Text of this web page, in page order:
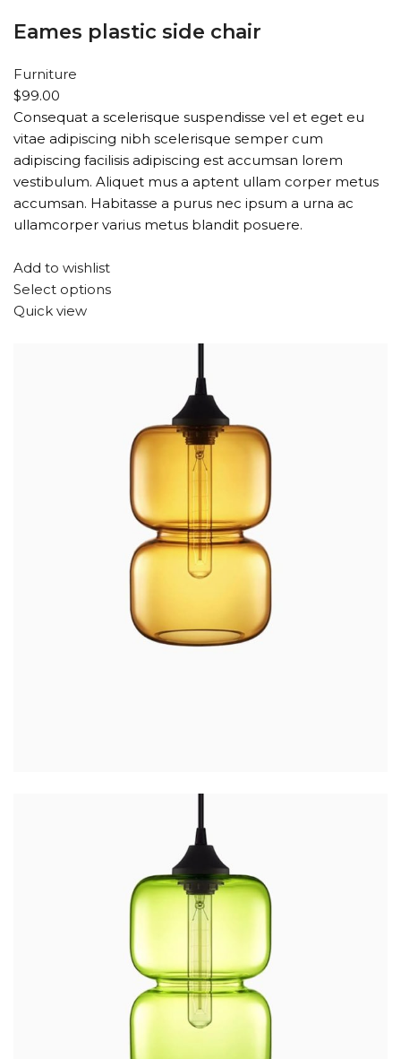
Eames plastic side chair
Furniture
$99.00
Consequat a scelerisque suspendisse vel et eget eu
vitae adipiscing nibh scelerisque semper cum
adipiscing facilisis adipiscing est accumsan lorem
vestibulum. Aliquet mus a aptent ullam corper metus
accumsan. Habitasse a purus nec ipsum a urna ac
ullamcorper varius metus blandit posuere.
Add to wishlist
Select options
Quick view